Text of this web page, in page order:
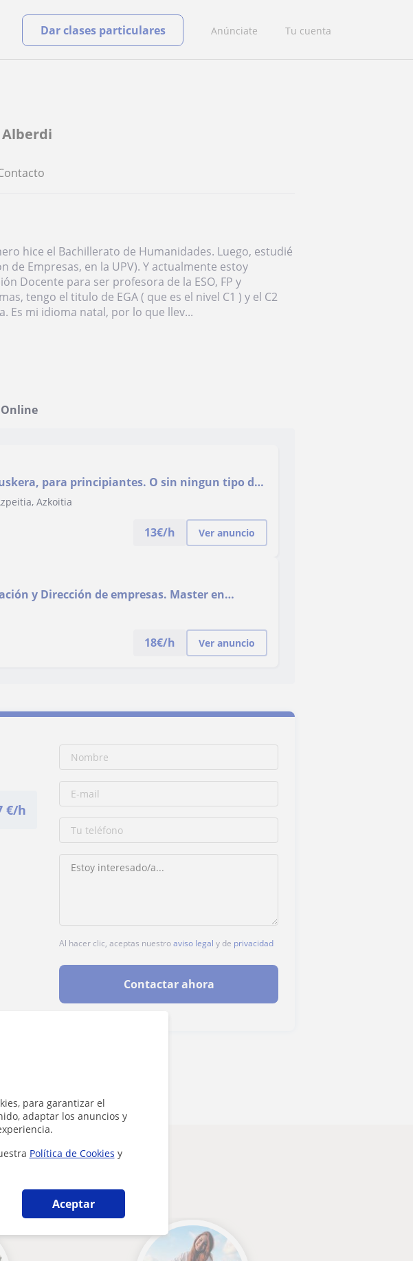
para garantizar el
adaptar los anuncios y
Política de Cookies y
Aceptar
Anúnciate Tu cuenta
Dar clases particulares
hice el Bachillerato de Humanidades. Luego, estudié
de Empresas, en la UPV). Y actualmente estoy
Docente para ser profesora de la ESO, FP y
tengo el titulo de EGA ( que es el nivel C1 ) y el C2
Es mi idioma natal, por lo que llev...
para principiantes. O sin ningun tipo de
Azkoitia
13€/h Ver anuncio
y Dirección de empresas. Master en
C2 de euskera.
18€/h Ver anuncio
€/h
Al hacer clic, aceptas nuestroaviso legal y de privacidad
Contactar ahora